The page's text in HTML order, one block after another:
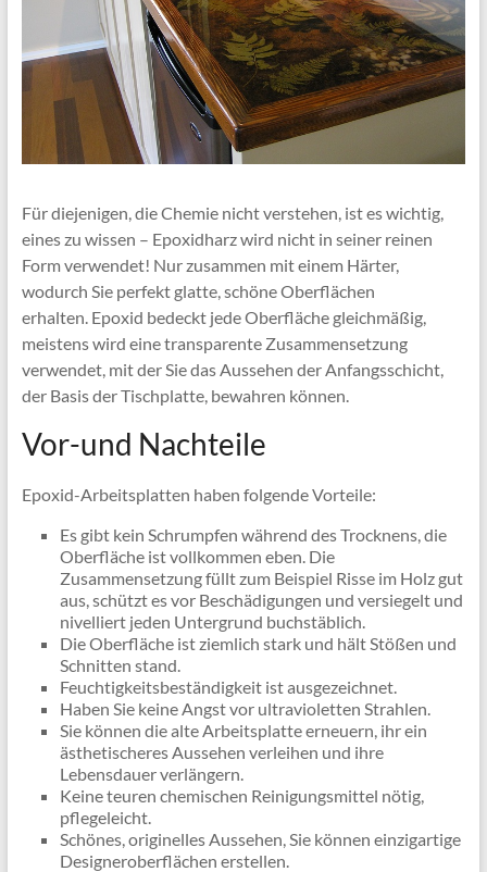
Für diejenigen, die Chemie nicht verstehen, ist es wichtig,
eines zu wissen – Epoxidharz wird nicht in seiner reinen
Form verwendet! Nur zusammen mit einem Härter,
wodurch Sie perfekt glatte, schöne Oberflächen
erhalten. Epoxid bedeckt jede Oberfläche gleichmäßig,
meistens wird eine transparente Zusammensetzung
verwendet, mit der Sie das Aussehen der Anfangsschicht,
der Basis der Tischplatte, bewahren können.
Vor-und Nachteile
Epoxid-Arbeitsplatten haben folgende Vorteile:
Es gibt kein Schrumpfen während des Trocknens, die
Oberfläche ist vollkommen eben. Die
Zusammensetzung füllt zum Beispiel Risse im Holz gut
aus, schützt es vor Beschädigungen und versiegelt und
nivelliert jeden Untergrund buchstäblich.
Die Oberfläche ist ziemlich stark und hält Stößen und
Schnitten stand.
Feuchtigkeitsbeständigkeit ist ausgezeichnet.
Haben Sie keine Angst vor ultravioletten Strahlen.
Sie können die alte Arbeitsplatte erneuern, ihr ein
ästhetischeres Aussehen verleihen und ihre
Lebensdauer verlängern.
Keine teuren chemischen Reinigungsmittel nötig,
pflegeleicht.
Schönes, originelles Aussehen, Sie können einzigartige
Designeroberflächen erstellen.